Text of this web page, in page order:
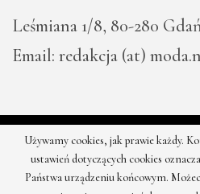
Leśmiana 1/8, 80-280
Email: redakcja (at)
© 2026 - Moda - najnowsze
prawa
Używamy cookies, jak prawie każdy.
ustawień dotyczących cookies
Państwa urządzeniu końcowym.